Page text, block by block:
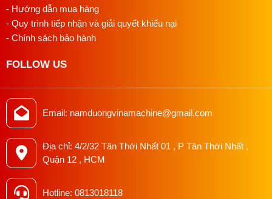
4. Giá Cả Cạnh Tranh:
giá tốt nhất, giúp bạn tiết kiệm tối đa chi phí mà vẫn sở hữu
máy may chất lượng.
khách hàng lên hàng đầu. Dịch vụ của chúng tôi không chỉ
và giải quyết mọi vấn đề mà bạn gặp phải, trước và sau khi
mua hàng.
tôi đã không ngừng cố gắng và phấn đấu. Hãy cùng trải
nghiệm và phát triển với Nam Dương - đối tác tin cậy của
- Hướng dẫn mua hàng
- Quy trình tiếp nhận và giải quyết khiếu nại
- Chính sách bảo hành
FOLLOW US
Email: namduongvinamachine@gmail.com
Địa chỉ: 4/2/32 Tân Thới Nhất 01 , P Tân Thới Nhất ,
Quận 12 , HCM
Hotline: 0813018118